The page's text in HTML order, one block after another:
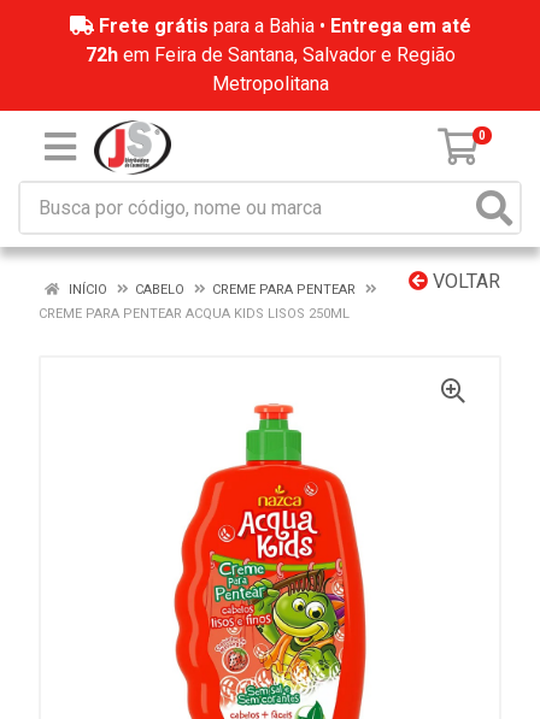
Frete grátis para a Bahia • Entrega em até
72hem Feira de Santana, Salvador e Região
Metropolitana
0
VOLTAR
INÍCIO CABELO
CREME PARA PENTEAR
CREME PARA PENTEAR ACQUA KIDS LISOS 250ML